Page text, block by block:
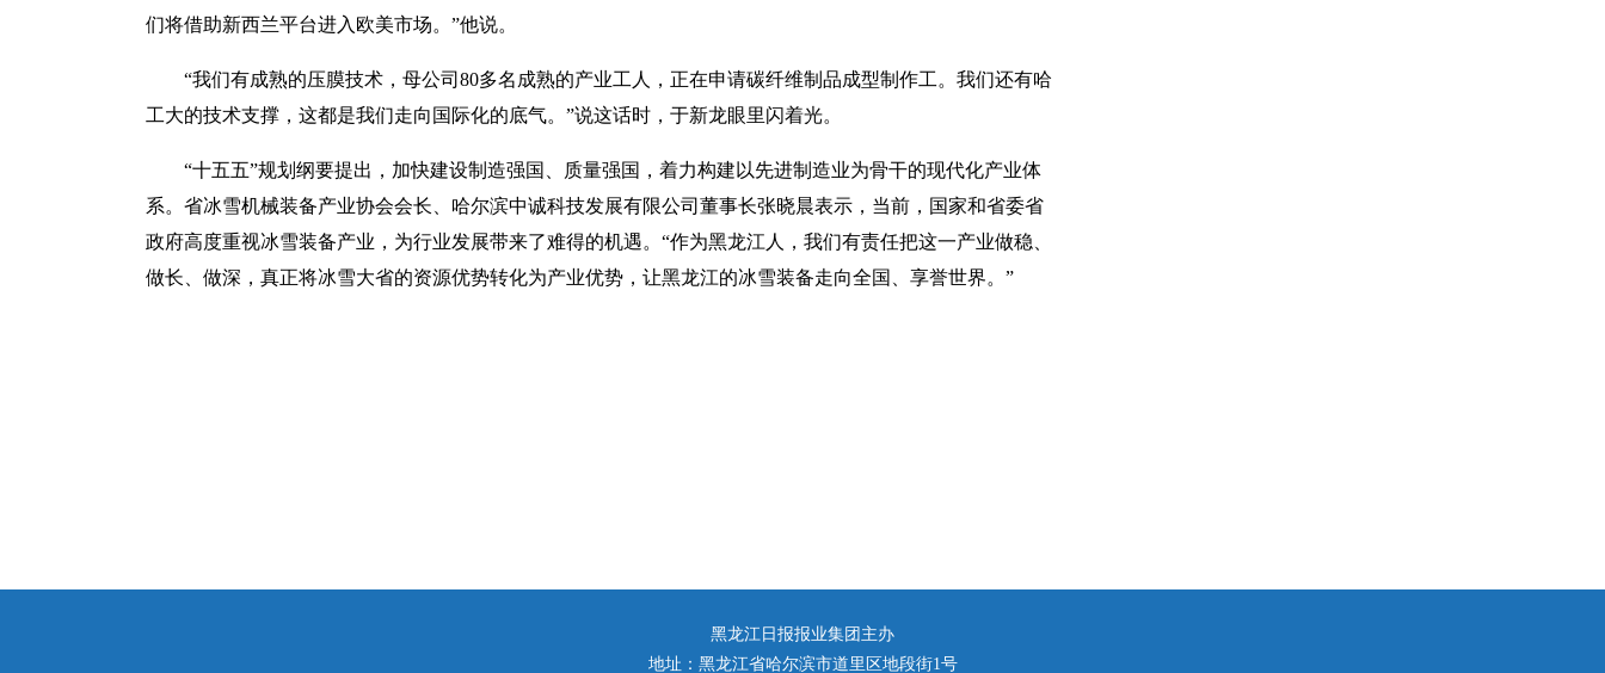
们将借助新西兰平台进入欧美市场。”他说。
“我们有成熟的压膜技术，母公司80多名成熟的产业工人，正在申请碳纤维制品成型制作工。我们还有哈
工大的技术支撑，这都是我们走向国际化的底气。”说这话时，于新龙眼里闪着光。
“十五五”规划纲要提出，加快建设制造强国、质量强国，着力构建以先进制造业为骨干的现代化产业体
系。省冰雪机械装备产业协会会长、哈尔滨中诚科技发展有限公司董事长张晓晨表示，当前，国家和省委省
政府高度重视冰雪装备产业，为行业发展带来了难得的机遇。“作为黑龙江人，我们有责任把这一产业做稳、
做长、做深，真正将冰雪大省的资源优势转化为产业优势，让黑龙江的冰雪装备走向全国、享誉世界。”
黑龙江日报报业集团主办
地址：黑龙江省哈尔滨市道里区地段街1号